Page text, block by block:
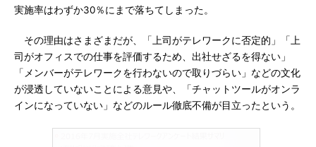
実施率はわずか30％にまで落ちてしまった。
その理由はさまざまだが、「上司がテレワークに否定的」「上
司がオフィスでの仕事を評価するため、出社せざるを得ない」
「メンバーがテレワークを行わないので取りづらい」などの文化
が浸透していないことによる意見や、「チャットツールがオンラ
インになっていない」などのルール徹底不備が目立ったという。